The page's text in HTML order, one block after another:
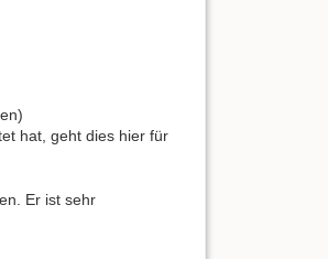
hat, geht dies hier für
Er ist sehr